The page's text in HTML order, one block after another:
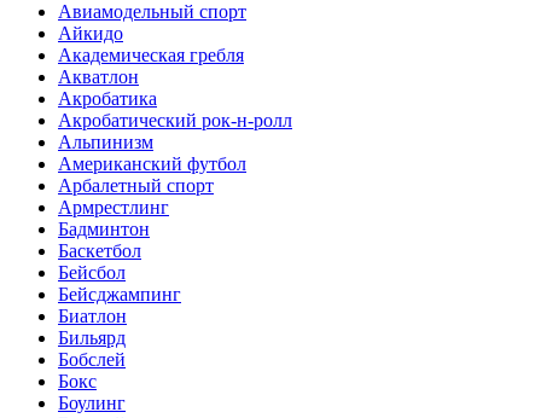
Авиамодельный спорт
Айкидо
Академическая гребля
Акватлон
Акробатика
Акробатический рок-н-ролл
Альпинизм
Американский футбол
Арбалетный спорт
Армрестлинг
Бадминтон
Баскетбол
Бейсбол
Бейсджампинг
Биатлон
Бильярд
Бобслей
Бокс
Боулинг